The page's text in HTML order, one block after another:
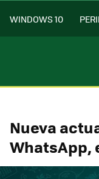
WINDOWS 10
Nueva
WhatsApp,